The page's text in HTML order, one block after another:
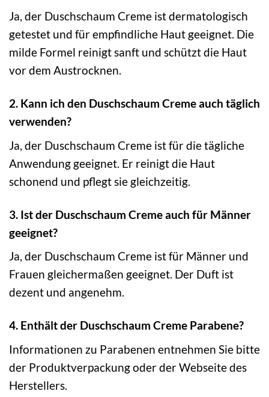
Ja, der Duschschaum Creme ist dermatologisch
getestet und für empfindliche Haut geeignet. Die
milde Formel reinigt sanft und schützt die Haut
vor dem Austrocknen.
2. Kann ich den Duschschaum Creme auch täglich
verwenden?
Ja, der Duschschaum Creme ist für die tägliche
Anwendung geeignet. Er reinigt die Haut
schonend und pflegt sie gleichzeitig.
3. Ist der Duschschaum Creme auch für Männer
geeignet?
Ja, der Duschschaum Creme ist für Männer und
Frauen gleichermaßen geeignet. Der Duft ist
dezent und angenehm.
4. Enthält der Duschschaum Creme Parabene?
Informationen zu Parabenen entnehmen Sie bitte
der Produktverpackung oder der Webseite des
Herstellers.